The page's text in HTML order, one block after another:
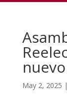
May 2, 2025 |